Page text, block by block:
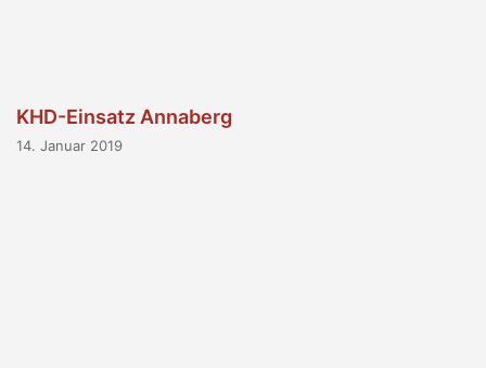
KHD-Einsatz Annaberg
14. Januar 2019